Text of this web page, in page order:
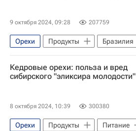
9 октября 2024, 09:28 207759
Орехи Продукты
Бразилия
Перу
Боливия
Здоровый образ жизни (ЗОЖ)
Кедровые орехи: польза и вред
сибирского "эликсира молодости"
8 октября 2024, 10:39 300380
Орехи Продукты
Питание